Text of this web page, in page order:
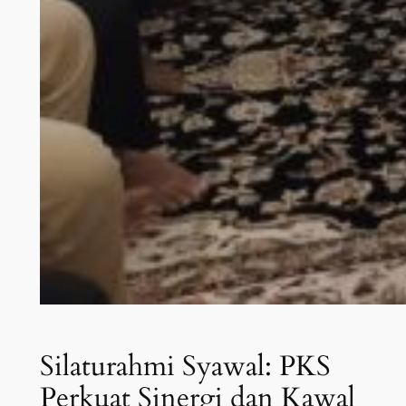
Silaturahmi Syawal: PKS
Perkuat Sinergi dan Kawal